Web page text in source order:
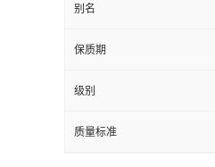
别名
保质期
级别
质量标准